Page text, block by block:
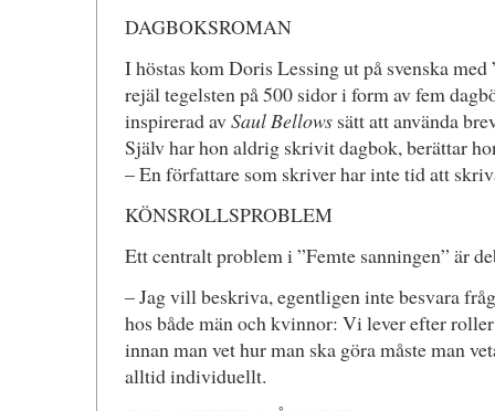
DAGBOKSROMAN
I höstas kom Doris Lessing ut på svenska med
rejäl tegelsten på 500 sidor i form av fem
inspirerad avSaul Bellowssätt att använda
Själv har hon aldrig skrivit dagbok, berättar
– En författare som skriver har inte tid att
KÖNSROLLSPROBLEM
Ett centralt problem i ”Femte sanningen” är
– Jag vill beskriva, egentligen inte besvara
hos både män och kvinnor: Vi lever efter
innan man vet hur man ska göra måste man
alltid individuellt.